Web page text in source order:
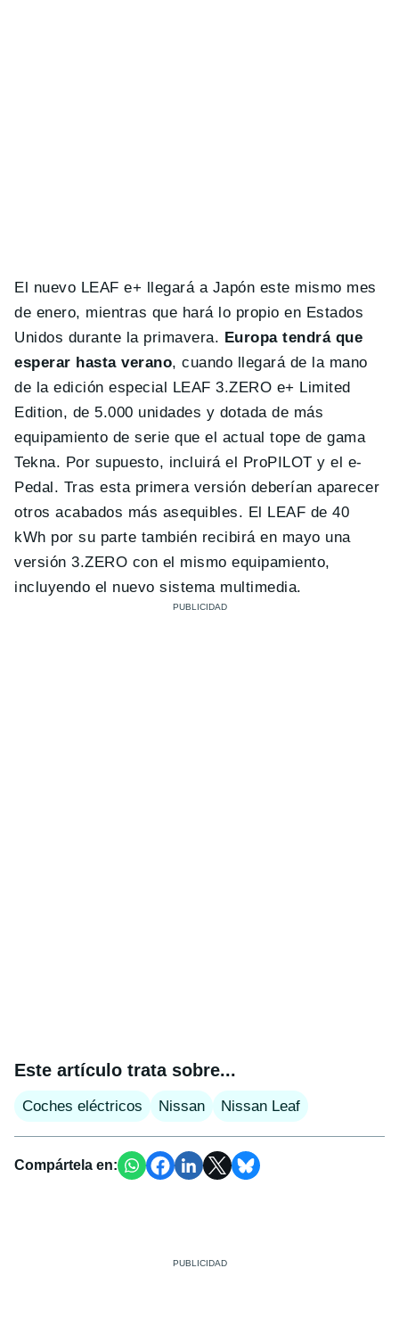
El nuevo LEAF e+ llegará a Japón este mismo mes
de enero, mientras que hará lo propio en Estados
Unidos durante la primavera. Europa tendrá que
esperar hasta verano, cuando llegará de la mano
de la edición especial LEAF 3.ZERO e+ Limited
Edition, de 5.000 unidades y dotada de más
equipamiento de serie que el actual tope de gama
Tekna. Por supuesto, incluirá el ProPILOT y el e-
Pedal. Tras esta primera versión deberían aparecer
otros acabados más asequibles. El LEAF de 40
kWh por su parte también recibirá en mayo una
versión 3.ZERO con el mismo equipamiento,
incluyendo el nuevo sistema multimedia.
Este artículo trata sobre...
Coches eléctricos Nissan Nissan Leaf
Compártela en: